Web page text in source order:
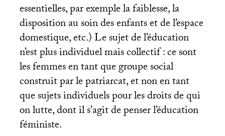
essentielles, par exemple la faiblesse, la
disposition au soin des enfants et de l’espace
domestique, etc.) Le sujet de l’éducation
n’est plus individuel mais collectif : ce sont
les femmes en tant que groupe social
construit par le patriarcat, et non en tant
que sujets individuels pour les droits de qui
on lutte, dont il s’agit de penser l’éducation
féministe.